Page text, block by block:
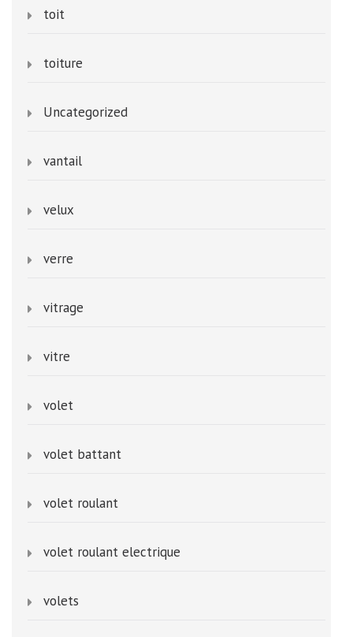
toit
toiture
Uncategorized
vantail
velux
verre
vitrage
vitre
volet
volet battant
volet roulant
volet roulant electrique
volets